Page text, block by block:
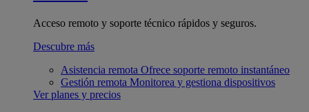
Acceso remoto y soporte técnico rápidos y seguros.
Descubre más
Asistencia remota Ofrece soporte remoto instantáneo
Gestión remota Monitorea y gestiona dispositivos
Ver planes y precios